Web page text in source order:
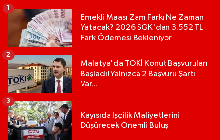
Emekli Maaşı Zam Farkı Ne Zaman
Yatacak? 2026 SGK'dan 3.552 TL
Fark Ödemesi Bekleniyor
1
Malatya'da TOKİ Konut Başvuruları
Başladı! Yalnızca 2 Başvuru Şartı
Var...
2
Kayısıda İşçilik Maliyetlerini
Düşürecek Önemli Buluş
3